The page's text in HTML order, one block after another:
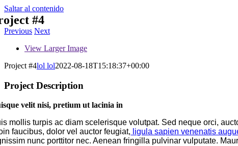
Saltar al contenido
#4
Previous Next
View Larger Image
Project #4lol lol2022-08-18T15:18:37+00:00
Project Description
velit nisi, pretium ut lacinia in
mollis turpis ac diam scelerisque volutpat. Sed neque orci,
faucibus, dolor vel auctor feugiat, ligula sapien venenatis
nunc porttitor nec. Aenean fringilla pulvinar vulputate.